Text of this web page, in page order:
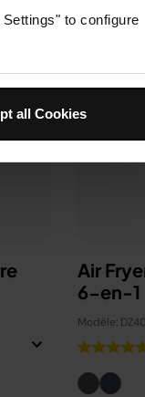
to configure
all Cookies
Air
6-en-1
Modèle: